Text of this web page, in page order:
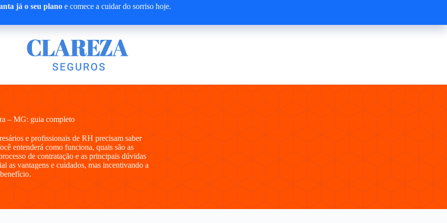
já o seu planoe comece a cuidar do sorriso hoje.
– MG: guia completo
e profissionais de RH precisam saber
entenderá como funciona, quais são as
de contratação e as principais dúvidas
as vantagens e cuidados, mas incentivando a